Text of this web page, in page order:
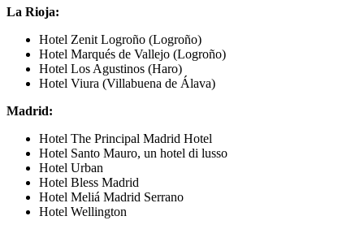
La Rioja:
Hotel Zenit Logroño (Logroño)
Hotel Marqués de Vallejo (Logroño)
Hotel Los Agustinos (Haro)
Hotel Viura (Villabuena de Álava)
Madrid:
Hotel The Principal Madrid Hotel
Hotel Santo Mauro, un hotel di lusso
Hotel Urban
Hotel Bless Madrid
Hotel Meliá Madrid Serrano
Hotel Wellington